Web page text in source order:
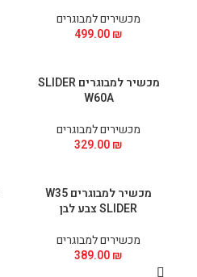
מכשירים למבוגרים
499.00₪
מכשיר למבוגרים SLIDER
W60A
מכשירים למבוגרים
329.00₪
מכשיר למבוגרים W35
SLIDER צבע לבן
מכשירים למבוגרים
389.00₪